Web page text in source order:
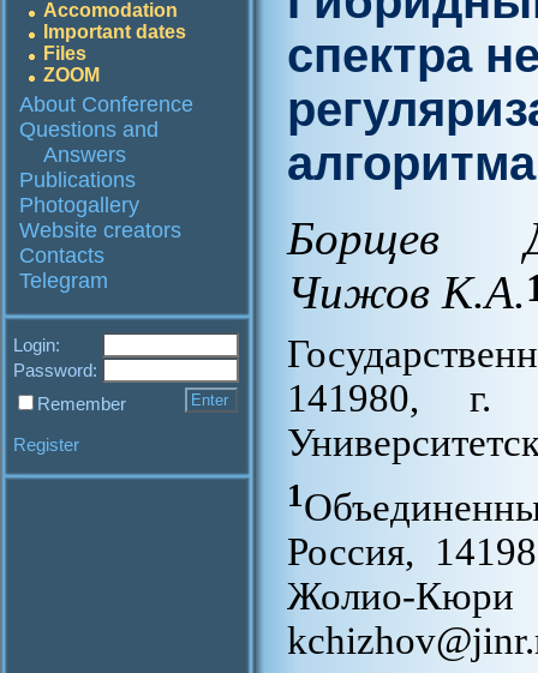
Accomodation
Important dates
Files
ZOOM
About Conference
Questions and
Answers
Publications
Photogallery
Website creators
Contacts
Telegram
Login:
Password:
Remember
Register
спектра
Борщев
Чижов К.А.
141980, г.
1
Россия,
Жолио-Кюри